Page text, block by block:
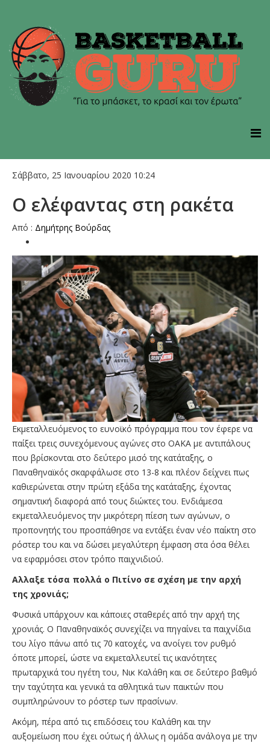
Σάββατο, 25 Ιανουαρίου 2020 10:24
Ο ελέφαντας στη ρακέτα
Από : Δημήτρης Bούρδας
Εκμεταλλευόμενος το ευνοϊκό πρόγραμμα που τον έφερε να
παίξει τρεις συνεχόμενους αγώνες στο ΟΑΚΑ με αντιπάλους
που βρίσκονται στο δεύτερο μισό της κατάταξης, ο
Παναθηναϊκός σκαρφάλωσε στο 13-8 και πλέον δείχνει πως
καθιερώνεται στην πρώτη εξάδα της κατάταξης, έχοντας
σημαντική διαφορά από τους διώκτες του. Ενδιάμεσα
εκμεταλλευόμενος την μικρότερη πίεση των αγώνων, ο
προπονητής του προσπάθησε να εντάξει έναν νέο παίκτη στο
ρόστερ του και να δώσει μεγαλύτερη έμφαση στα όσα θέλει
να εφαρμόσει στον τρόπο παιχνιδιού.
Αλλαξε τόσα πολλά ο Πιτίνο σε σχέση με την αρχή
της χρονιάς;
Φυσικά υπάρχουν και κάποιες σταθερές από την αρχή της
χρονιάς. Ο Παναθηναϊκός συνεχίζει να πηγαίνει τα παιχνίδια
του λίγο πάνω από τις 70 κατοχές, να ανοίγει τον ρυθμό
όποτε μπορεί, ώστε να εκμεταλλευτεί τις ικανότητες
πρωταρχικά του ηγέτη του, Νικ Καλάθη και σε δεύτερο βαθμό
την ταχύτητα και γενικά τα αθλητικά των παικτών που
συμπληρώνουν το ρόστερ των πρασίνων.
Ακόμη, πέρα από τις επιδόσεις του Καλάθη και την
αυξομείωση που έχει ούτως ή άλλως η ομάδα ανάλογα με την